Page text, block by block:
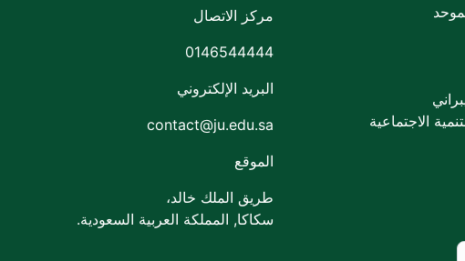
الاجتماعية
مركز الاتصال
0146544444
البريد الإلكتروني
contact@ju.edu.sa
الموقع
طريق الملك خالد،
سكاكا, المملكة العربية السعودية.